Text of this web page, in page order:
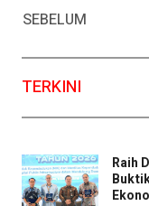
SEBELUM
TERKINI
Raih